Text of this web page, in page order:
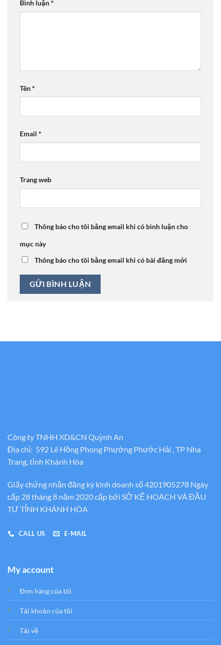
Bình luận*
Tên*
Email *
Trang web
Thông báo cho tôi bằng email khi có bình luận cho
mục này
Thông báo cho tôi bằng email khi có bài đăng mới
Công ty TNHH XD&CN Quỳnh An
Địa chỉ: 592 Lê Hồng Phong Phường Phước Hải , TP Nha
Trang, tỉnh Khánh Hòa
Giấy chứng nhận đăng ký kinh doanh số 4201905278 Ngày
cấp 28 tháng 8 năm 2020 cấp bới SỞ KẾ HOẠCH VÀ ĐẦU
TƯ TỈNH KHÁNH HÒA
CALL US E-MAIL
My account
Đơn hàng của tôi
Tải khoản của tôi
Tải về